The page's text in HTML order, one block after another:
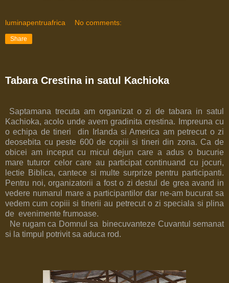
luminapentruafrica No comments:
Share
Tabara Crestina in satul Kachioka
Saptamana trecuta am organizat o zi de tabara in satul
Kachioka, acolo unde avem gradinita crestina. Impreuna cu
o echipa de tineri din Irlanda si America am petrecut o zi
deosebita cu peste 600 de copiii si tineri din zona. Ca de
obicei am inceput cu micul dejun care a adus o bucurie
mare tuturor celor care au participat continuand cu jocuri,
lectie Biblica, cantece si multe surprize pentru participanti.
Pentru noi, organizatorii a fost o zi destul de grea avand in
vedere numarul mare a participantilor dar ne-am bucurat sa
vedem cum copiii si tinerii au petrecut o zi speciala si plina
de evenimente frumoase.
Ne rugam ca Domnul sa binecuvanteze Cuvantul semanat
si la timpul potrivit sa aduca rod.